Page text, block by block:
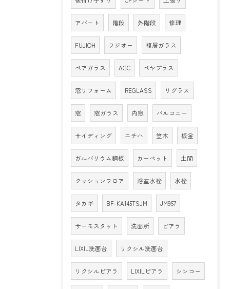
アパート 階段 外階段 修理
FUJIOH フジオー 複層ガラス
ペアガラス AGC ペヤプラス
窓リフォーム REGLASS リグラス
窓 窓ガラス 内窓 バルコニー
サイディング ニチハ 笠木 板金
ガルバリウム鋼板 カーペット 土間
クッションフロア 浴室水栓 水栓
タカギ BF-KA145TSJM JM957
サーモスタット 洗面所 ピアラ
LIXIL洗面台 リクシル洗面台
リクシルピアラ LIXILピアラ シンコー